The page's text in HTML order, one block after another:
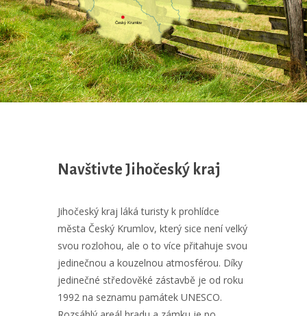
Český Krumlov
Navštivte Jihočeský kraj
Jihočeský kraj láká turisty k prohlídce
města Český Krumlov, který sice není velký
svou rozlohou, ale o to více přitahuje svou
jedinečnou a kouzelnou atmosférou. Díky
jedinečné středověké zástavbě je od roku
1992 na seznamu památek UNESCO.